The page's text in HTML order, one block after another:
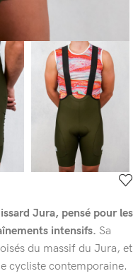
Jura, pensé pour les
intensifs. Sa
du massif du Jura, et
cycliste contemporaine.